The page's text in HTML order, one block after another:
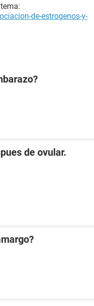
de-estrogenos-y-
de ovular.